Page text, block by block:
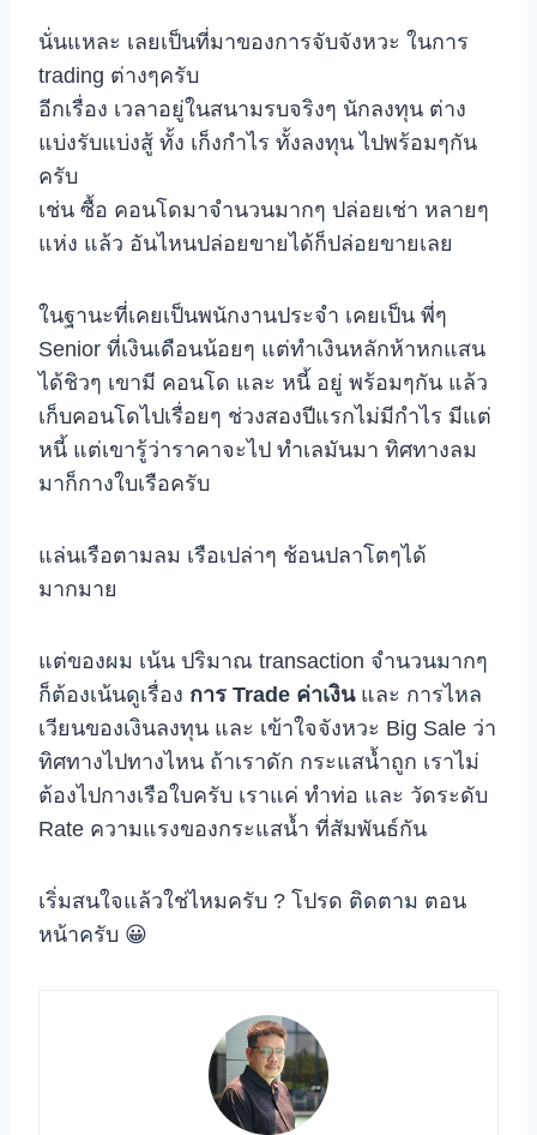
นั่นแหละ เลยเป็นที่มาของการจับจังหวะ ในการ
trading ต่างๆครับ
อีกเรื่อง เวลาอยู่ในสนามรบจริงๆ นักลงทุน ต่าง
แบ่งรับแบ่งสู้ ทั้ง เก็งกำไร ทั้งลงทุน ไปพร้อมๆกัน
ครับ
เช่น ซื้อ คอนโดมาจำนวนมากๆ ปล่อยเช่า หลายๆ
แห่ง แล้ว อันไหนปล่อยขายได้ก็ปล่อยขายเลย
ในฐานะที่เคยเป็นพนักงานประจำ เคยเป็น พี่ๆ
Senior ที่เงินเดือนน้อยๆ แต่ทำเงินหลักห้าหกแสน
ได้ชิวๆ เขามี คอนโด และ หนี้ อยู่ พร้อมๆกัน แล้ว
เก็บคอนโดไปเรื่อยๆ ช่วงสองปีแรกไม่มีกำไร มีแต่
หนี้ แต่เขารู้ว่าราคาจะไป ทำเลมันมา ทิศทางลม
มาก็กางใบเรือครับ
แล่นเรือตามลม เรือเปล่าๆ ช้อนปลาโตๆได้
มากมาย
แต่ของผม เน้น ปริมาณ transaction จำนวนมากๆ
ก็ต้องเน้นดูเรื่อง การ Trade ค่าเงินและ การไหล
เวียนของเงินลงทุน และ เข้าใจจังหวะ Big Sale ว่า
ทิศทางไปทางไหน ถ้าเราดัก กระแสน้ำถูก เราไม่
ต้องไปกางเรือใบครับ เราแค่ ทำท่อ และ วัดระดับ
Rate ความแรงของกระแสน้ำ ที่สัมพันธ์กัน
เริ่มสนใจแล้วใช่ไหมครับ ? โปรด ติดตาม ตอน
หน้าครับ 😀